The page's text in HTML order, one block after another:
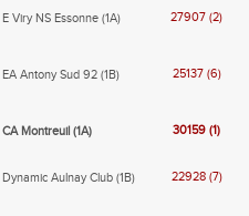
E Viry NS Essonne (1A) 27907 (2)
EA Antony Sud 92 (1B) 25137 (6)
CA Montreuil (1A) 30159 (1)
Dynamic Aulnay Club (1B) 22928 (7)